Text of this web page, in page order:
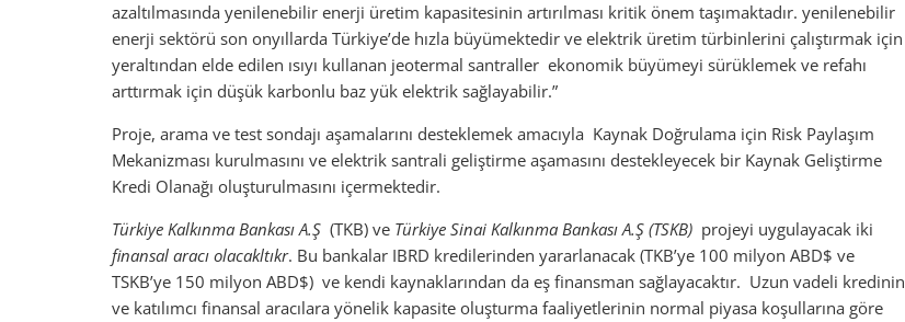
azaltılmasında yenilenebilir enerji üretim kapasitesinin artırılması kritik önem taşımaktadır. yenilenebilir
enerji sektörü son onyıllarda Türkiye’de hızla büyümektedir ve elektrik üretim türbinlerini çalıştırmak için
yeraltından elde edilen ısıyı kullanan jeotermal santraller ekonomik büyümeyi sürüklemek ve refahı
arttırmak için düşük karbonlu baz yük elektrik sağlayabilir.”
Proje, arama ve test sondajı aşamalarını desteklemek amacıyla Kaynak Doğrulama için Risk Paylaşım
Mekanizması kurulmasını ve elektrik santrali geliştirme aşamasını destekleyecek bir Kaynak Geliştirme
Kredi Olanağı oluşturulmasını içermektedir.
Türkiye Kalkınma Bankası A.Ş (TKB) ve Türkiye Sinai Kalkınma Bankası A.Ş (TSKB) projeyi uygulayacak iki
finansal aracı olacakltıkr. Bu bankalar IBRD kredilerinden yararlanacak (TKB’ye 100 milyon ABD$ ve
TSKB’ye 150 milyon ABD$) ve kendi kaynaklarından da eş finansman sağlayacaktır. Uzun vadeli kredinin
ve katılımcı finansal aracılara yönelik kapasite oluşturma faaliyetlerinin normal piyasa koşullarına göre